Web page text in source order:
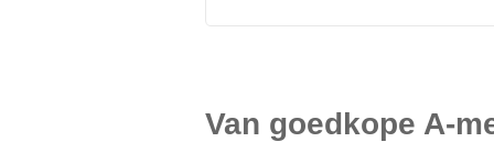
Van goedkope A-